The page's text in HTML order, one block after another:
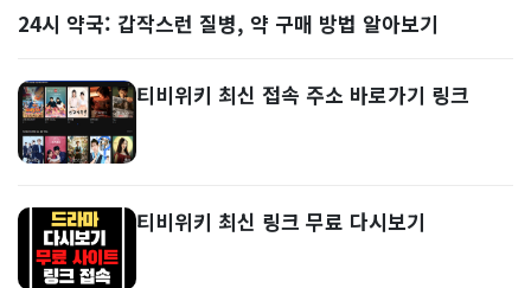
24시 약국: 갑작스런 질병, 약 구매 방법 알아보기
티비위키 최신 접속 주소 바로가기 링크
티비위키 최신 링크 무료 다시보기